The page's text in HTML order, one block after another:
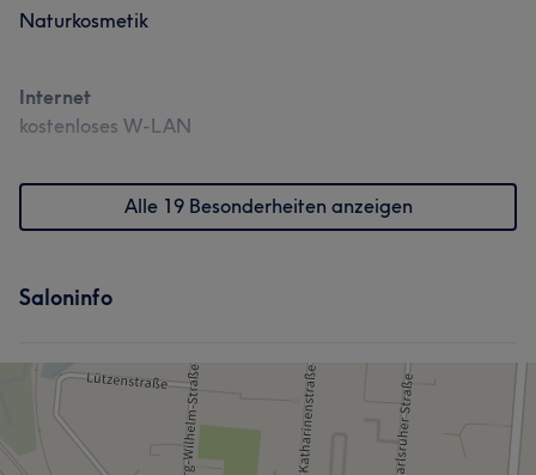
Naturkosmetik
Internet
kostenloses W-LAN
Alle 19 Besonderheiten anzeigen
Saloninfo